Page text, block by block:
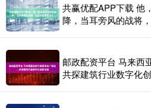
共赢优配APP下载 他
降，当耳旁风的战将
邮政配资平台 马来西
共探建筑行业数字化